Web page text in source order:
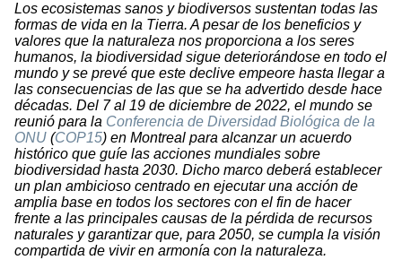
Los ecosistemas sanos y biodiversos sustentan todas las
formas de vida en la Tierra. A pesar de los beneficios y
valores que la naturaleza nos proporciona a los seres
humanos, la biodiversidad sigue deteriorándose en todo el
mundo y se prevé que este declive empeore hasta llegar a
las consecuencias de las que se ha advertido desde hace
décadas. Del 7 al 19 de diciembre de 2022, el mundo se
reunió para la Conferencia de Diversidad Biológica de la
ONU (COP15) en Montreal para alcanzar un acuerdo
histórico que guíe las acciones mundiales sobre
biodiversidad hasta 2030. Dicho marco deberá establecer
un plan ambicioso centrado en ejecutar una acción de
amplia base en todos los sectores con el fin de hacer
frente a las principales causas de la pérdida de recursos
naturales y garantizar que, para 2050, se cumpla la visión
compartida de vivir en armonía con la naturaleza.